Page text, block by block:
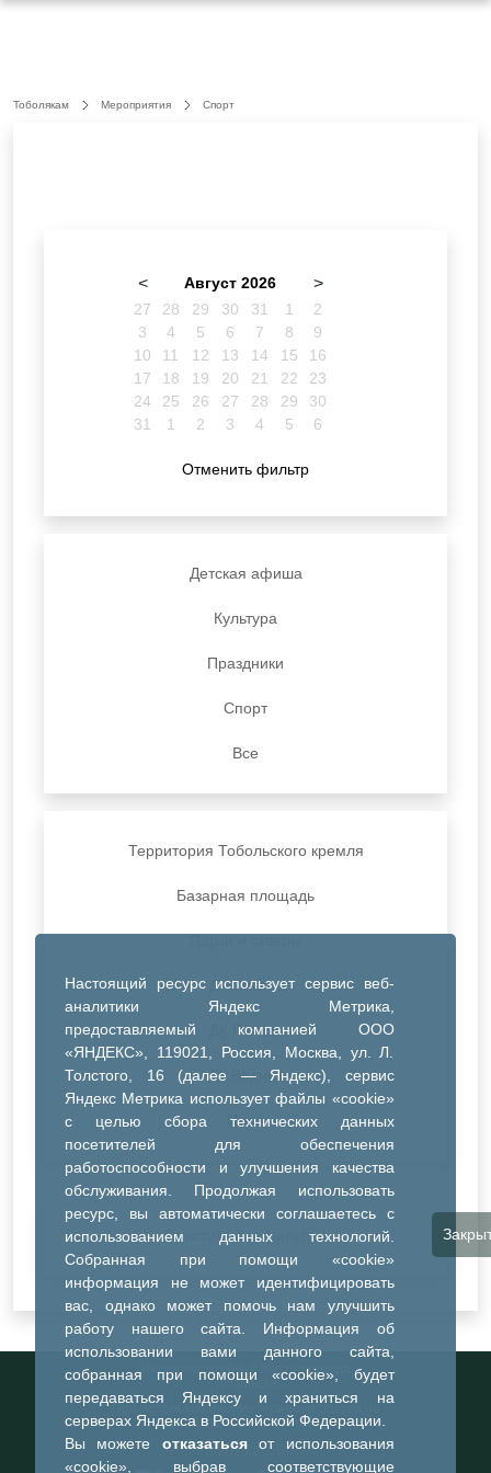
Настоящий ресурс использует сервис веб-
аналитики Яндекс Метрика,
предоставляемый компанией ООО
«ЯНДЕКС», 119021, Россия, Москва, ул. Л.
Толстого, 16 (далее — Яндекс), сервис
Яндекс Метрика использует файлы «cookie»
с целью сбора технических данных
посетителей для обеспечения
работоспособности и улучшения качества
обслуживания. Продолжая использовать
ресурс, вы автоматически соглашаетесь с
использованием данных технологий.
Собранная при помощи «cookie»
информация не может идентифицировать
вас, однако может помочь нам улучшить
работу нашего сайта. Информация об
использовании вами данного сайта,
собранная при помощи «cookie», будет
передаваться Яндексу и храниться на
серверах Яндекса в Российской Федерации.
Вы можете отказатьсяот использования
«cookie», выбрав соответствующие
Тоболякам Мероприятия Спорт
< Август 2026 >
27 28 29 30 31 1
2
3
4 5 6 7 8
9
10
11 12 13 14 15
16
17
18 19 20 21 22
23
24
25 26 27 28 29
30
31
1 2 3 4 5 6
Отменить фильтр
Детская афиша
Культура
Праздники
Спорт
Все
Территория Тобольского кремля
Базарная площадь
ДК Синтез
ДК Речник
ДК Водник
Иное
Очистить все фильтры
Информационный портал города
Тобольска
При использовании материалов ссылка на
портал обязательна
©2023-2026